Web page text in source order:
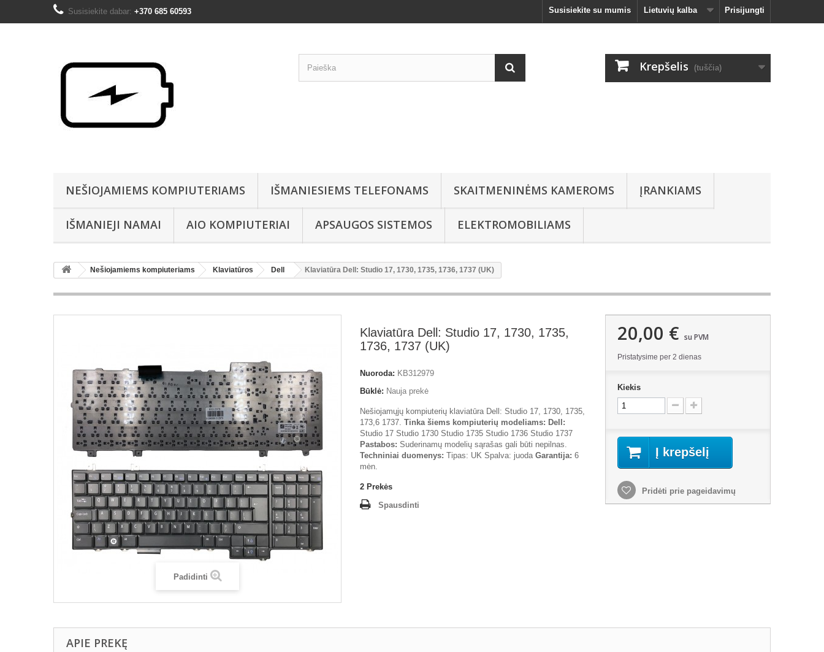
Prisijungti
Lietuvių kalba
Susisiekite su mumis
Susisiekite dabar: +370 685 60593
Krepšelis (tuščia)
NEŠIOJAMIEMS KOMPIUTERIAMS IŠMANIESIEMS TELEFONAMS SKAITMENINĖMS KAMEROMS ĮRANKIAMS
IŠMANIEJI NAMAI AIO KOMPIUTERIAI APSAUGOS SISTEMOS ELEKTROMOBILIAMS
Nešiojamiems kompiuteriams Klaviatūros Dell Klaviatūra Dell: Studio 17, 1730, 1735, 1736, 1737 (UK)
Padidinti
Klaviatūra Dell: Studio 17, 1730, 1735,
1736, 1737 (UK)
Nuoroda: KB312979
Būklė: Nauja prekė
Nešiojamųjų kompiuterių klaviatūra Dell: Studio 17, 1730, 1735,
173,6 1737. Tinka šiems kompiuterių modeliams: Dell:
Studio 17 Studio 1730 Studio 1735 Studio 1736 Studio 1737
Pastabos: Suderinamų modelių sąrašas gali būti nepilnas.
Techniniai duomenys: Tipas: UK Spalva: juoda Garantija: 6
mėn.
2 Prekės
Spausdinti
20,00 € su PVM
Pristatysime per 2 dienas
Kiekis
Į krepšelį
Pridėti prie pageidavimų
APIE PREKĘ